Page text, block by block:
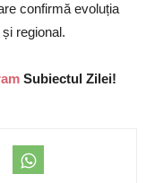
confirmă evoluția
regional.
Subiectul Zilei!